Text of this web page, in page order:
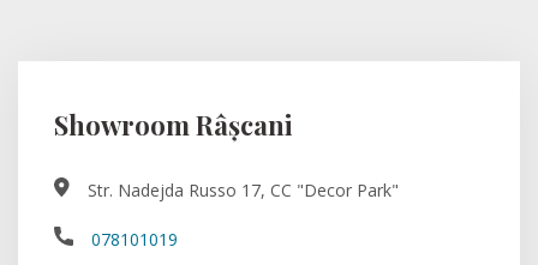
Showroom Râșcani
Str. Nadejda Russo 17, CC "Decor Park"
078101019